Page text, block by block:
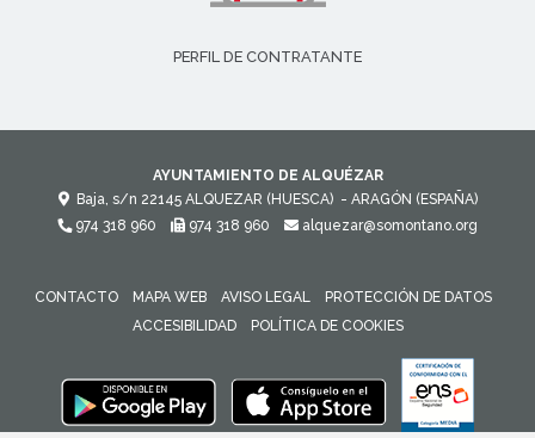
PERFIL DE CONTRATANTE
AYUNTAMIENTO DE ALQUÉZAR
Baja, s/n 22145 ALQUEZAR (HUESCA) - ARAGÓN (ESPAÑA)
974 318 960
974 318 960 alquezar@somontano.org
CONTACTO MAPA WEB AVISO LEGAL
PROTECCIÓN DE DATOS
ACCESIBILIDAD
POLÍTICA DE COOKIES